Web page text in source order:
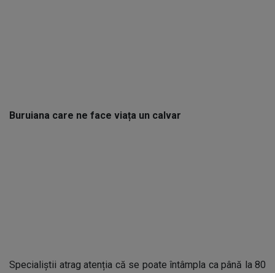
Buruiana care ne face viața un calvar
Specialiștii atrag atenția că se poate întâmpla ca până la 80